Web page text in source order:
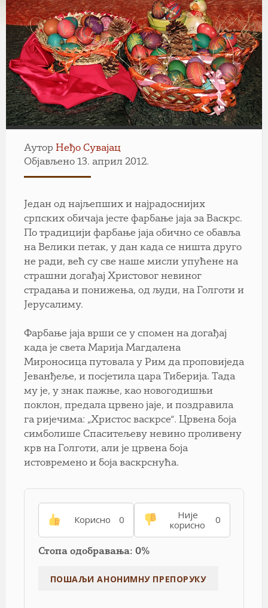
Аутор Неђо Сувајац
Објављено 13. април 2012.
Један од најљепших и најрадоснијих
српских обичаја јесте фарбање јаја за Васкрс.
По традицији фарбање јаја обично се обавља
на Велики петак, у дан када се ништа друго
не ради, већ су све наше мисли упућене на
страшни догађај Христовог невиног
страдања и понижења, од људи, на Голготи и
Јерусалиму.
Фарбање јаја врши се у спомен на догађај
када је света Марија Магдалена
Мироносица путовала у Рим да проповиједа
Јеванђеље, и посјетила цара Тиберија. Тада
му је, у знак пажње, као новогодишњи
поклон, предала црвено јаје, и поздравила
га ријечима: „Христос васкрсе“. Црвена боја
симболише Спаситељеву невино проливену
крв на Голготи, али је црвена боја
истовремено и боја васкрснућа.
Корисно 0
Није
корисно
0
Стопа одобравања: 0%